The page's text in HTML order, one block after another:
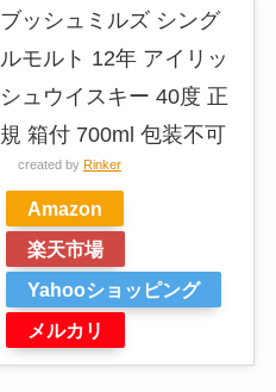
ブッシュミルズ シング
ルモルト 12年 アイリッ
シュウイスキー 40度 正
規 箱付 700ml 包装不可
created by Rinker
Amazon
楽天市場
Yahooショッピング
メルカリ